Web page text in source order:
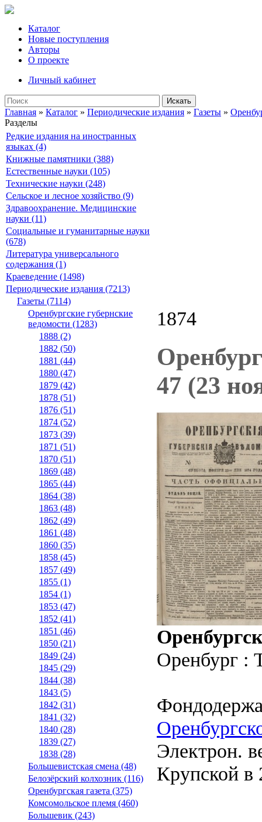
Каталог
Новые поступления
Авторы
О проекте
Личный кабинет
Искать
Главная » Каталог » Периодические издания » Газеты »
Разделы
Редкие издания на иностранных
языках (4)
Книжные памятники (388)
Естественные науки (105)
Технические науки (248)
Сельское и лесное хозяйство (9)
Здравоохранение. Медицинские
науки (11)
Социальные и гуманитарные науки
(678)
Литература универсального
содержания (1)
Краеведение (1498)
Периодические издания (7213)
Газеты (7114)
Оренбургские губернские
ведомости (1283)
1888 (2)
1882 (50)
1881 (44)
1880 (47)
1879 (42)
1878 (51)
1876 (51)
1874 (52)
1873 (39)
1871 (51)
1870 (51)
1869 (48)
1865 (44)
1864 (38)
1863 (48)
1862 (49)
1861 (48)
1860 (35)
1858 (45)
1857 (49)
1855 (1)
1854 (1)
1853 (47)
1852 (41)
1851 (46)
1850 (21)
1849 (24)
1845 (29)
1844 (38)
1843 (5)
1842 (31)
1841 (32)
1840 (28)
1839 (27)
1838 (28)
Большевистская смена (48)
Белозёрский колхозник (116)
Оренбургская газета (375)
Комсомольское племя (460)
Большевик (243)
1874
47 (23
Оренбург :
Электрон.
Крупской в